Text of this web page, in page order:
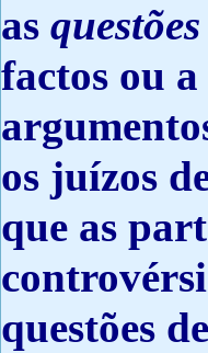
as questões
factos ou
os juízos
que as
questões